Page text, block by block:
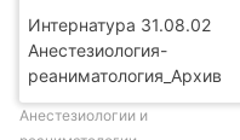
Интернатура 31.08.02
Анестезиология-
реаниматология_Архив
Анестезиологии и